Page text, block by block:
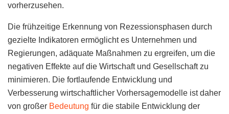
vorherzusehen.
Die frühzeitige Erkennung von Rezessionsphasen durch
gezielte Indikatoren ermöglicht es Unternehmen und
Regierungen, adäquate Maßnahmen zu ergreifen, um die
negativen Effekte auf die Wirtschaft und Gesellschaft zu
minimieren. Die fortlaufende Entwicklung und
Verbesserung wirtschaftlicher Vorhersagemodelle ist daher
von großer Bedeutung für die stabile Entwicklung der